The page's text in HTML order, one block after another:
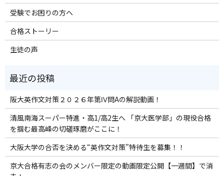
受験でお困りの方へ
合格ストーリー
生徒の声
阪大英作文対策２０２６年第Ⅳ問Aの解説動画！
清風南海スーパー特進・高1/高2生へ 「京大医学部」の現役合格
を掴む最高峰の切磋琢磨がここに！
大阪大学の合否を決める“英作文対策”特待生を募集！！
京大合格有志の会のメンバー限定の動画限定公開【一週間】で消